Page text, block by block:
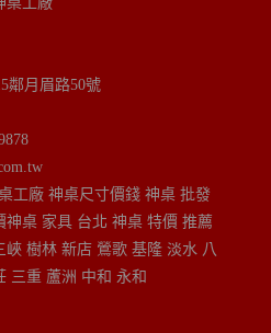
鄰月眉路50號
工廠 神桌尺寸價錢 神桌 批發
桌 家具 台北 神桌 特價 推薦
樹林 新店 鶯歌 基隆 淡水 八
三重 蘆洲 中和 永和